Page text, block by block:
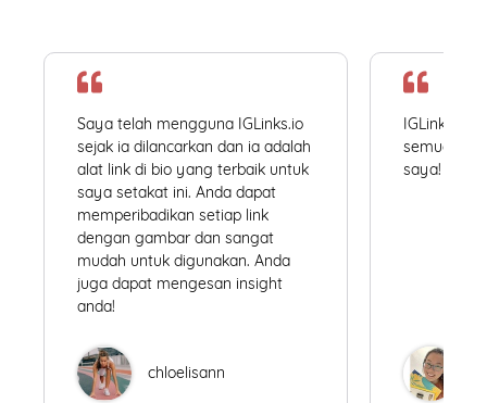
Saya telah mengguna IGLinks.io
sejak ia dilancarkan dan ia adalah
alat link di bio yang terbaik untuk
saya setakat ini. Anda dapat
memperibadikan setiap link
dengan gambar dan sangat
mudah untuk digunakan. Anda
juga dapat mengesan insight
anda!
chloelisann
IGLinks.io
semua
saya!